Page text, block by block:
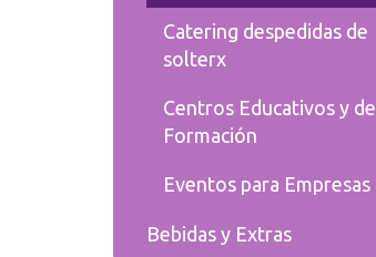
Catering despedidas de
solterx
Centros Educativos y de
Formación
Eventos para Empresas
Bebidas y Extras